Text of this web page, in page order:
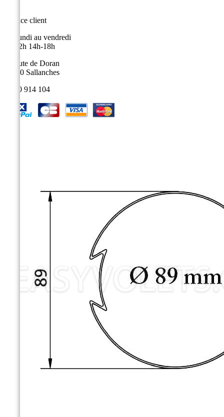
Service client
Du lundi au vendredi
9h-12h 14h-18h
9, route de Doran
74700 Sallanches
04 50 914 104